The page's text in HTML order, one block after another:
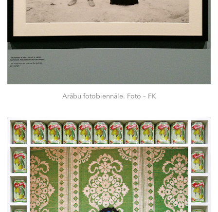
Arābu fotobiennāle. Foto – FK